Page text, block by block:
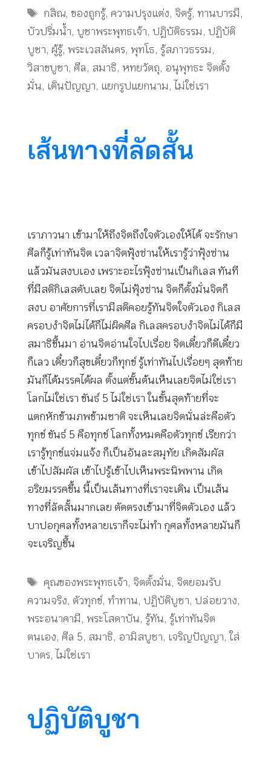
Tags
กสิณ, ของถูกรู้,ความปรุงแต่ง, จิตรู้, ทานบารมี,
บัวปริ่มน้ำ, บูชาพระพุทธเจ้า, ปฏิบัติธรรม, ปฏิบัติ
บูชา, ผู้รู้, พระเวสสันดร, พุทโธ, รู้สภาวธรรม,
วิสาขบูชา, ศีล, สมาธิ, หทยวัตถุ, อนุพุทธะ จิตตั้ง
มั่น, เดินปัญญา, แยกรูปแยกนาม, ไม่ใช่เรา
เส้นทางที่ลัดสั้น
เราภาวนา เข้ามาให้ถึงจิตถึงใจตัวเองให้ได้ จะรักษา
ศีลก็รู้เท่าทันจิต เวลาจิตฟุ้งซ่านให้เรารู้ว่าฟุ้งซ่าน
แล้วมันสงบเอง เพราะอะไรฟุ้งซ่านเป็นกิเลส ทันที
ที่มีสติกิเลสดับเลย จิตไม่ฟุ้งซ่าน จิตก็ตั้งมั่นจิตก็
สงบ อาศัยการที่เรามีสติคอยรู้ทันจิตใจตัวเอง กิเลส
ครอบงำจิตไม่ได้ก็ไม่ผิดศีล กิเลสครอบงำจิตไม่ได้ก็มี
สมาธิขึ้นมา อ่านจิตอ่านใจไปเรื่อย จิตเดี๋ยวก็ดีเดี๋ยว
ก็เลว เดี๋ยวก็สุขเดี๋ยวก็ทุกข์ รู้เท่าทันไปเรื่อยๆ สุดท้าย
มันก็ได้มรรคได้ผล ตั้งแต่ขั้นต้นเห็นเลยจิตไม่ใช่เรา
โลกไม่ใช่เรา ขันธ์ 5 ไม่ใช่เรา ในขั้นสุดท้ายที่จะ
แตกหักข้ามภพข้ามชาติ จะเห็นเลยจิตนั่นล่ะคือตัว
ทุกข์ ขันธ์ 5 คือทุกข์ โลกทั้งหมดคือตัวทุกข์ เรียกว่า
เรารู้ทุกข์แจ่มแจ้ง ก็เป็นอันละสมุทัย เกิดสัมผัส
เข้าไปสัมผัส เข้าไปรู้เข้าไปเห็นพระนิพพาน เกิด
อริยมรรคขึ้น นี้เป็นเส้นทางที่เราจะเดิน เป็นเส้น
ทางที่ลัดสั้นมากเลย ตัดตรงเข้ามาที่จิตตัวเอง แล้ว
บาปอกุศลทั้งหลายเราก็จะไม่ทำ กุศลทั้งหลายมันก็
จะเจริญขึ้น
Tags
คุณของพระพุทธเจ้า, จิตตั้งมั่น, จิตยอมรับ
ความจริง, ตัวทุกข์, ทำทาน, ปฏิบัติบูชา, ปล่อยวาง,
พระอนาคามี, พระโสดาบัน, รู้ทัน, รู้เท่าทันจิต
ตนเอง, ศีล 5, สมาธิ, อามิสบูชา, เจริญปัญญา, ใส่
บาตร, ไม่ใช่เรา
ปฏิบัติบูชา